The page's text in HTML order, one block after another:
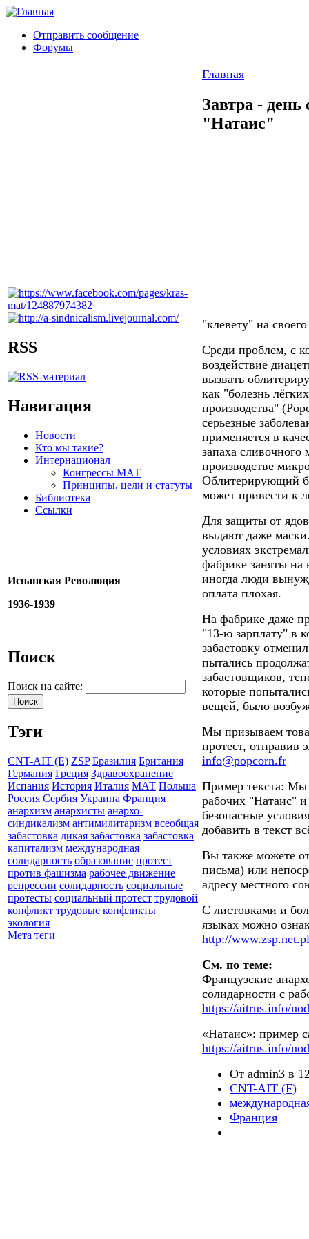
Отправить сообщение
Форумы
RSS
Навигация
Новости
Кто мы такие?
Интернационал
Конгрессы МАТ
Принципы, цели и статуты
Библиотека
Ссылки
Испанская Революция
1936-1939
Поиск
Поиск на сайте:
Тэги
CNT-AIT (E) ZSP Бразилия Британия
Германия Греция Здравоохранение
Испания История Италия МАТ Польша
Россия Сербия Украина Франция
анархизм анархисты анархо-
синдикализм антимилитаризм всеобщая
забастовка дикая забастовка забастовка
капитализм международная
солидарность образование протест
против фашизма рабочее движение
репрессии солидарность социальные
протесты социальный протест трудовой
конфликт трудовые конфликты
экология
Мета теги
Главная
Завтра - день
"Натаис"
"клевету" на
Среди проблем, с
воздействие
вызвать
как "болезнь
производства"
серьезные
применяется в
запаха сливочного
производстве
Облитерирующий
может привести к
Для защиты от
выдают даже
условиях
фабрике заняты на
иногда люди
оплата плохая.
На фабрике даже
"13-ю зарплату" в
забастовку
пытались
забастовщиков,
которые
вещей, было
Мы призываем
протест, отправив
info@popcorn.fr
Пример текста: Мы
рабочих "Натаис"
безопасные
добавить в текст
Вы также можете
письма) или
адресу местного
С листовками и
языках можно
http://
См. по теме:
Французские
солидарности с
https://aitrus.info/
«Натаис»: пример
https://aitrus.info/
От admin3 в
CNT-AIT (F)
Франция